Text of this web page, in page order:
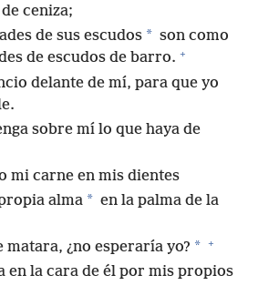
ceniza;
de sus escudos * son como
de escudos de barro. +
delante de mí, para que yo
sobre mí lo que haya de
mi carne en mis dientes
alma * en la palma de la
matara, ¿no esperaría yo? * +
en la cara de él por mis propios